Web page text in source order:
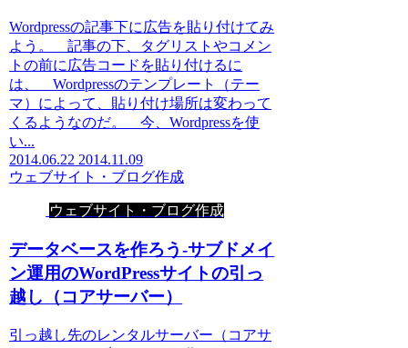
Wordpressの記事下に広告を貼り付けてみ
よう。 記事の下、タグリストやコメン
トの前に広告コードを貼り付けるに
は、 Wordpressのテンプレート（テー
マ）によって、貼り付け場所は変わって
くるようなのだ。 今、Wordpressを使
い...
2014.06.22 2014.11.09
ウェブサイト・ブログ作成
ウェブサイト・ブログ作成
データベースを作ろう-サブドメイ
ン運用のWordPressサイトの引っ
越し（コアサーバー）
引っ越し先のレンタルサーバー（コアサ